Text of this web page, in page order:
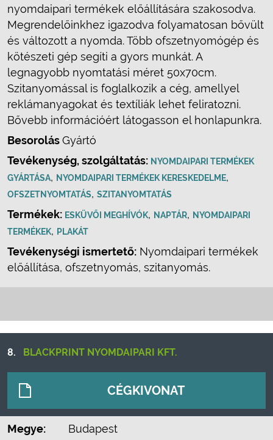
nyomdaipari termékek előállítására szakosodva.
Megrendelőinkhez igazodva folyamatosan bővült
és változott a nyomda. Több ofszetnyomógép és
kötészeti gép segíti a gyors munkát. A
legnagyobb nyomtatási méret 50x70cm.
Szitanyomással is foglalkozik a cég, amellyel
reklámanyagokat és textíliák lehet feliratozni.
Bővebb információért látogasson el honlapunkra.
BesorolásGyártó
Tevékenység, szolgáltatás: NYOMDAIPARI TERMÉKEK
GYÁRTÁSA, NYOMDAIPARI TERMÉKEK KERESKEDELME,
OFSZETNYOMTATÁS, SZITANYOMTATÁS
Termékek: ESKÜVŐI MEGHÍVÓK, NAPTÁR, NYOMDAIPARI
TERMÉKEK, PLAKÁT
Tevékenységi ismertető: Nyomdaipari termékek
előállítása, ofszetnyomás, szitanyomás.
8. BLACKPRINT NYOMDAIPARI KFT.
CÉGKIVONAT
Megye:
Budapest